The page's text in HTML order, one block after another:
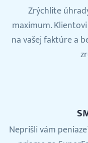
Zrýchlite
maximum.
na vašej faktúre a
Neprišli vám